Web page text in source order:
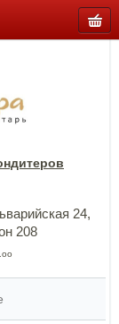
24,
208